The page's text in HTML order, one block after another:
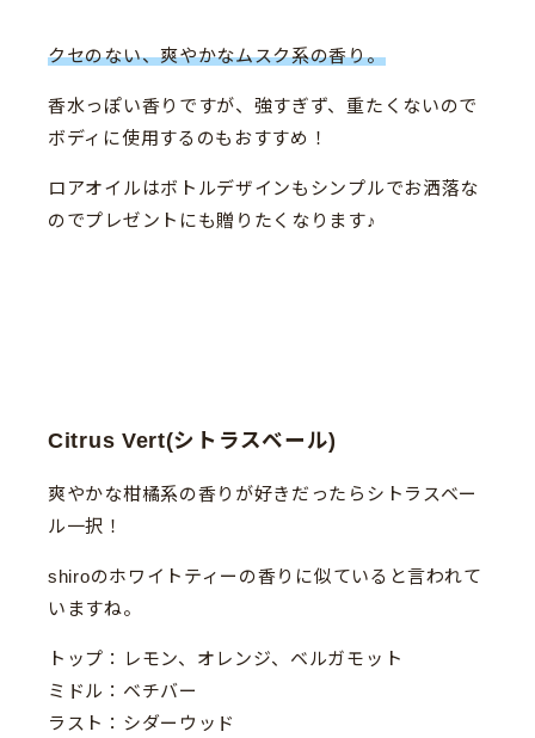
クセのない、爽やかなムスク系の香り。
香水っぽい香りですが、強すぎず、重たくないので
ボディに使用するのもおすすめ！
ロアオイルはボトルデザインもシンプルでお洒落な
のでプレゼントにも贈りたくなります♪
Citrus Vert(シトラスベール)
爽やかな柑橘系の香りが好きだったらシトラスベー
ル一択！
shiroのホワイトティーの香りに似ていると言われて
いますね。
トップ：レモン、オレンジ、ベルガモット
ミドル：ベチバー
ラスト：シダーウッド